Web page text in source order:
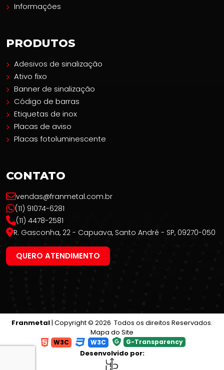
Informações
PRODUTOS
Adesivos de sinalização
Ativo fixo
Banner de sinalização
Código de barras
Etiquetas de inox
Placas de aviso
Placas fotoluminescente
CONTATO
vendas@franmetal.com.br
(11) 91074-6281
(11) 4478-2581
R. Gasconha, 22 - Capuava, Santo André - SP, 09270-050
QUERO ATENDIMENTO
Franmetal| Copyright © 2026 Todos os direitos Reservados.
Mapa do Site
W3C W3C G-Transparency
Desenvolvido por: